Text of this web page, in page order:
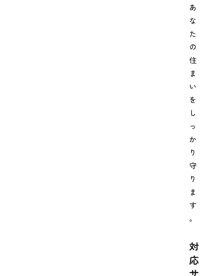
あ
な
た
の
住
ま
い
を
し
っ
か
り
守
り
ま
す
。
対
応